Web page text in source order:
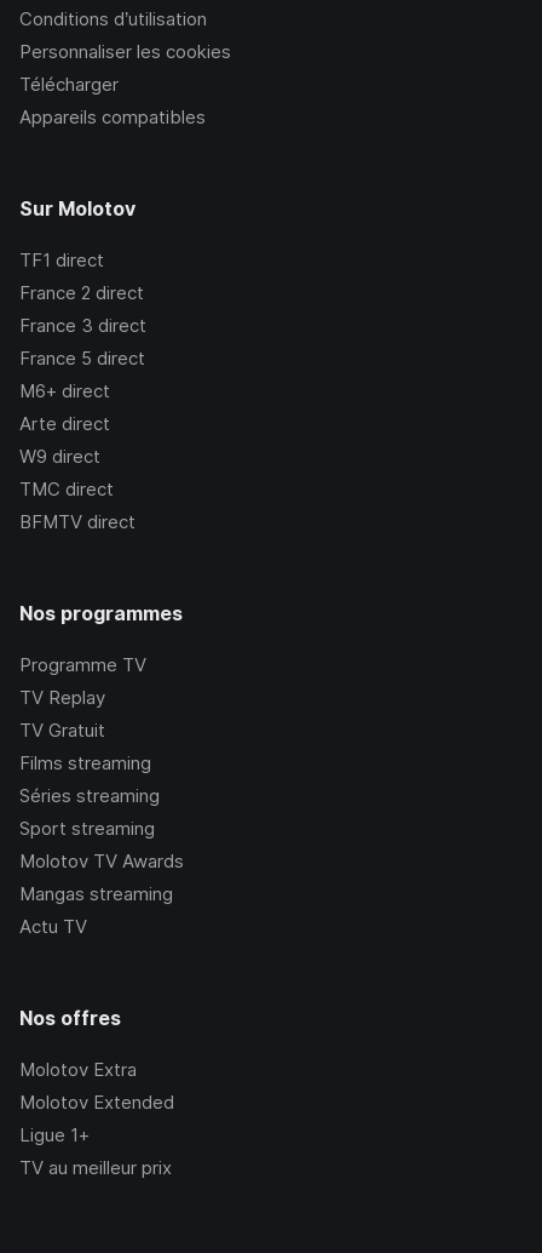
Conditions d’utilisation
Personnaliser les cookies
Télécharger
Appareils compatibles
Sur Molotov
TF1 direct
France 2 direct
France 3 direct
France 5 direct
M6+ direct
Arte direct
W9 direct
TMC direct
BFMTV direct
Nos programmes
Programme TV
TV Replay
TV Gratuit
Films streaming
Séries streaming
Sport streaming
Molotov TV Awards
Mangas streaming
Actu TV
Nos offres
Molotov Extra
Molotov Extended
Ligue 1+
TV au meilleur prix